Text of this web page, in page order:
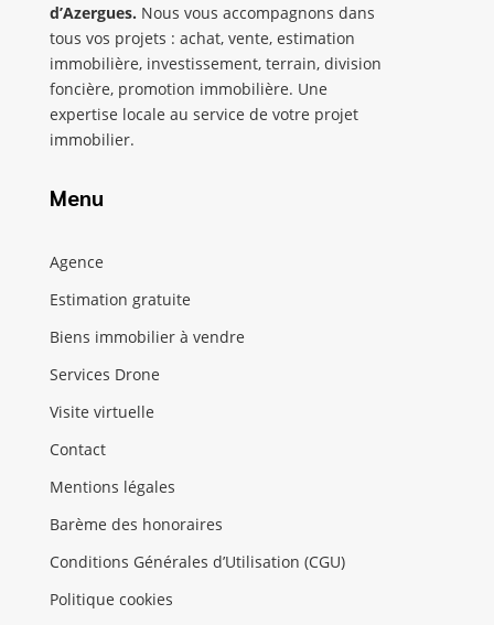
d’Azergues. Nous vous accompagnons dans
tous vos projets : achat, vente, estimation
immobilière, investissement, terrain, division
foncière, promotion immobilière. Une
expertise locale au service de votre projet
immobilier.
Menu
Agence
Estimation gratuite
Biens immobilier à vendre
Services Drone
Visite virtuelle
Contact
Mentions légales
Barème des honoraires
Conditions Générales d’Utilisation (CGU)
Politique cookies